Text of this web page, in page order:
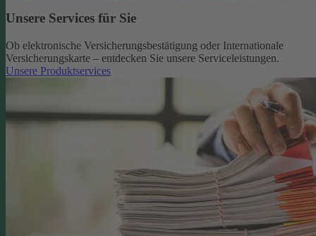
Unsere Services für Sie
Ob elektronische Versicherungsbestätigung oder Internationale
Versicherungskarte – entdecken Sie unsere Serviceleistungen.
Unsere Produktservices